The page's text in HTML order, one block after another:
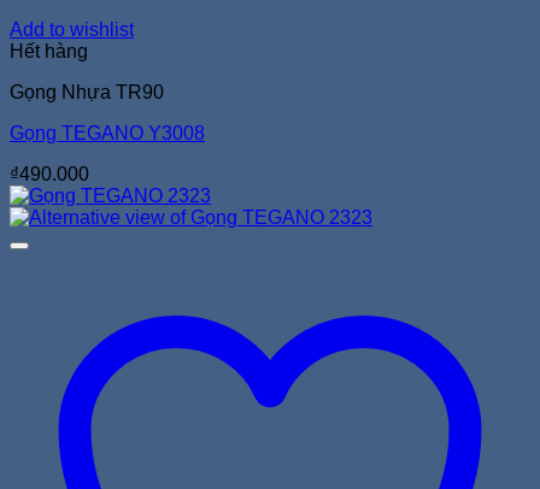
Add to wishlist
Hết hàng
Gọng Nhựa TR90
Gọng TEGANO Y3008
₫490.000